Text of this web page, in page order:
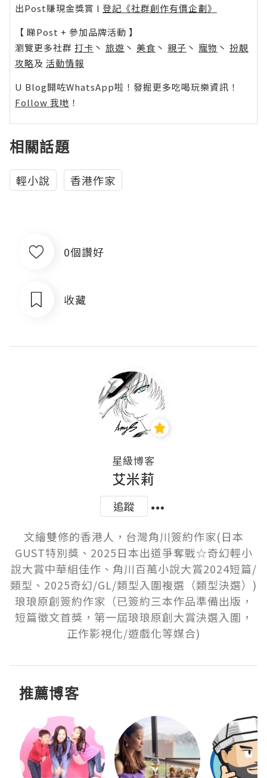
出Post賺現金獎賞 l 登記《社群創作有價企劃》
【 睇Post + 參加品牌活動 】
瀏覽更多社群 打卡 丶 旅遊 丶 美食 丶 親子 丶 寵物 丶 扮靚
攻略及 活動情報
U Blog開咗WhatsApp啦！發掘更多吃喝玩樂資訊！
Follow 我哋 ！
相關話題
輕小說 香港作家
0個讚好
收藏
星級博客
艾米莉
追蹤
文繪雙修的香港人，台灣角川簽約作家(日本
GUST特別獎、2025日本出道爭奪戰☆奇幻輕小
說大賞中華組佳作、角川百萬小說大賞2024短篇/
類型、2025奇幻/GL/類型入圍複選（類型決選）)
琅琅原創簽約作家（已簽約三本作品準備出版，
短篇徵文首獎，第一屆琅琅原創大賞決選入圍，
正作影視化/遊戲化等媒合)
推薦博客